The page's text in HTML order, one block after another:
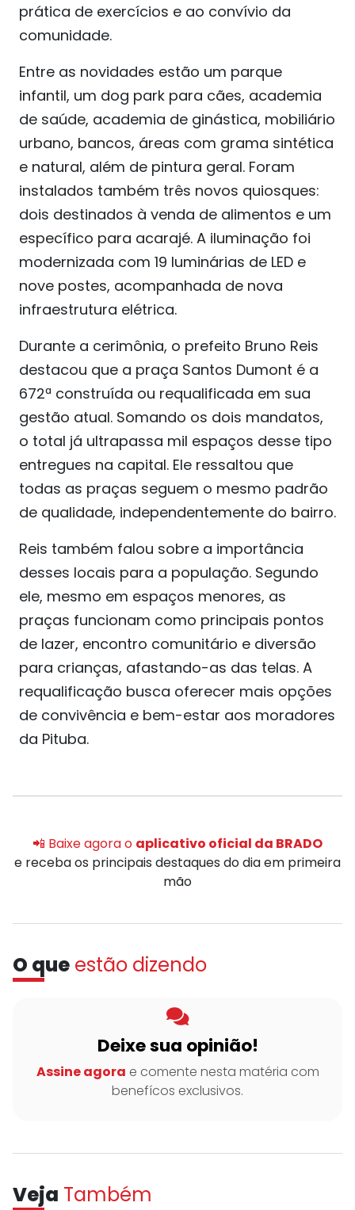
prática de exercícios e ao convívio da
comunidade.
Entre as novidades estão um parque
infantil, um dog park para cães, academia
de saúde, academia de ginástica, mobiliário
urbano, bancos, áreas com grama sintética
e natural, além de pintura geral. Foram
instalados também três novos quiosques:
dois destinados à venda de alimentos e um
específico para acarajé. A iluminação foi
modernizada com 19 luminárias de LED e
nove postes, acompanhada de nova
infraestrutura elétrica.
Durante a cerimônia, o prefeito Bruno Reis
destacou que a praça Santos Dumont é a
672ª construída ou requalificada em sua
gestão atual. Somando os dois mandatos,
o total já ultrapassa mil espaços desse tipo
entregues na capital. Ele ressaltou que
todas as praças seguem o mesmo padrão
de qualidade, independentemente do bairro.
Reis também falou sobre a importância
desses locais para a população. Segundo
ele, mesmo em espaços menores, as
praças funcionam como principais pontos
de lazer, encontro comunitário e diversão
para crianças, afastando-as das telas. A
requalificação busca oferecer mais opções
de convivência e bem-estar aos moradores
da Pituba.
📲 Baixe agora o aplicativo oficial da BRADO
e receba os principais destaques do dia em primeira
mão
O que estão dizendo
Deixe sua opinião!
Assine agora e comente nesta matéria com
benefícos exclusivos.
Veja Também